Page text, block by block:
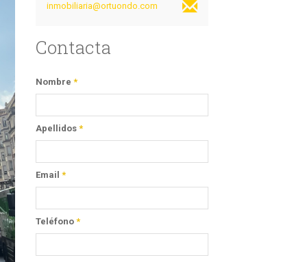
inmobiliaria@ortuondo.com
Contacta
Nombre *
Apellidos *
Email *
Teléfono *